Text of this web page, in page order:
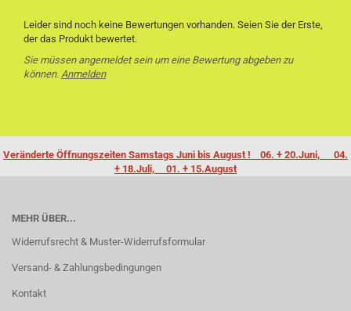
Leider sind noch keine Bewertungen vorhanden. Seien Sie der Erste,
der das Produkt bewertet.
Sie müssen angemeldet sein um eine Bewertung abgeben zu
können. Anmelden
Veränderte Öffnungszeiten Samstags Juni bis August ! 06. + 20.Juni, 04.
+ 18.Juli, 01. + 15.August
MEHR ÜBER...
Widerrufsrecht & Muster-Widerrufsformular
Versand- & Zahlungsbedingungen
Kontakt